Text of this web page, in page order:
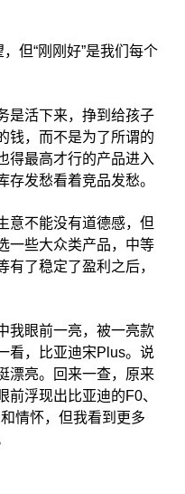
但“刚刚好”是我们每个
是活下来，挣到给孩子
钱，而不是为了所谓的
得最高才行的产品进入
发愁看着竞品发愁。
意不能没有道德感，但
一些大众类产品，中等
有了稳定了盈利之后，
我眼前一亮，被一亮款
看，比亚迪宋Plus。说
漂亮。回来一查，原来
前浮现出比亚迪的F0、
情怀，但我看到更多